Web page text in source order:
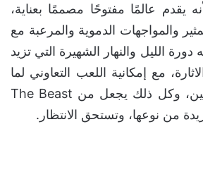
يقدم عالمًا مفتوحًا مصممًا بعناية،
والمواجهات الدموية والمرعبة مع
الليل والنهار الشهيرة التي تزيد
مع إمكانية اللعب التعاوني لما
يصل إلى أربعة لاعبين، وكل ذلك يجعل من The Beast
من نوعها، وتستحق الانتظار.